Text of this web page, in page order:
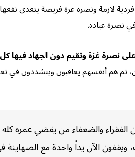
لازمة ونصرة غزة فريضة يتعدى
نصرة عباده.
نصرة غزة وتقيم دون الجهاد فيها كل
ثم هم أنفسهم يعاقبون ويتشددون
والضعفاء من يقضي عمره كله
الآن يداً واحدة مع الصهاينة